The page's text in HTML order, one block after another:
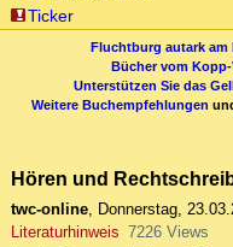
Ticker
Fluchtburg autark am
Bücher vom
Unterstützen Sie das
Weitere Buchempfehlungen
Hören und
twc-online, Donnerstag,
Literaturhinweis 7226 Views